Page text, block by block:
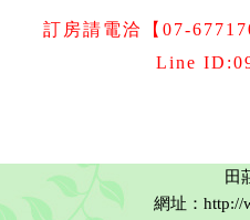
訂房請電洽【07-
Line
田
網址：http://